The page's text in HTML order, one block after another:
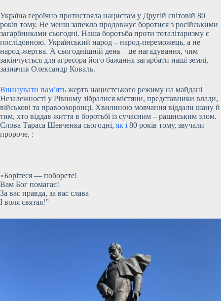
Україна героїчно протистояла нацистам у Другій світовій 80
років тому. Не менш запекло продовжує боротися з російськими
загарбниками сьогодні. Наша боротьба проти тоталітаризму є
послідовною. Український народ – народ-переможець, а не
народ-жертва. А сьогоднішній день – це нагадування, чим
закінчується для агресора його бажання загарбати наші землі, –
зазначив Олександр Коваль.
Вшанувати пам’ять жертв нацистського режиму на майдані
Незалежності у Рівному зібралися містяни, представники влади,
військові та правоохоронці. Хвилиною мовчання віддали шану й
тим, хто віддав життя в боротьбі із сучасним – рашиським злом.
Слова Тараса Шевченка сьогодні, як і 80 років тому, звучали
пророче, :
«Борітеся — поборете!
Вам Бог помагає!
За вас правда, за вас слава
І воля святая!”